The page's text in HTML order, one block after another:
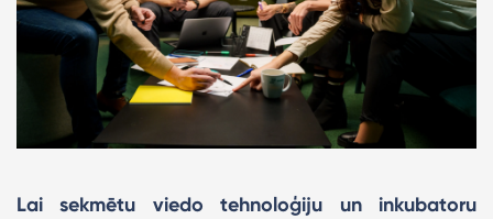
Lai sekmētu viedo tehnoloģiju un inkubatoru